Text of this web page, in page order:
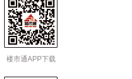
楼市通APP下载